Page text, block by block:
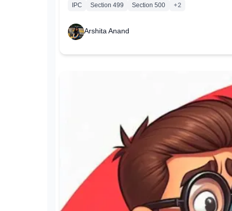
IPC Section 499 Section 500 +2
Arshita Anand